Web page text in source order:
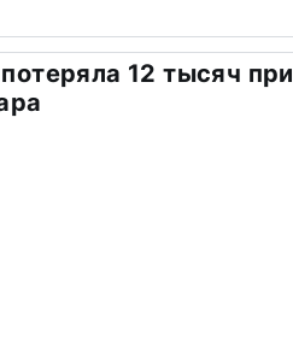
12 тысяч при